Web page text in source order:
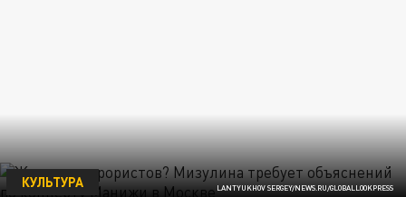
LANTYUKHOV SERGEY/NEWS.RU/GLOBALLOOKPRESS
КУЛЬТУРА